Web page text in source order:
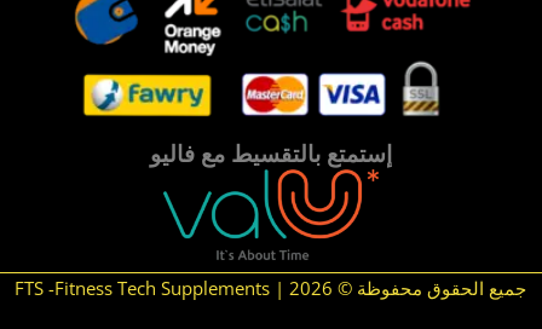
إستمتع بالتقسيط مع فاليو
جميع الحقوق محفوظة © 2026 | FTS -Fitness Tech Supplements